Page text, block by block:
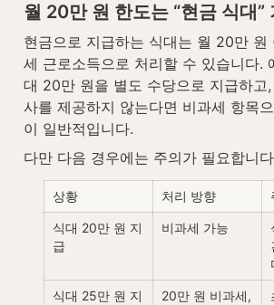
월 20만 원 한도는 “현금 식대”
현금으로 지급하는 식대는 월 20만 원
세 근로소득으로 처리할 수 있습니다.
대 20만 원을 별도 수당으로 지급하고
사를 제공하지 않는다면 비과세 항목
이 일반적입니다.
다만 다음 경우에는 주의가 필요합니
상황 처리 방향
식대 20만 원 지
급
비과세 가능
식대 25만 원 지
20만 원 비과세,